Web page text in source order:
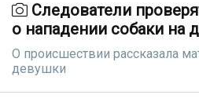
Следователи
о нападении собаки на
О происшествии рассказала
девушки